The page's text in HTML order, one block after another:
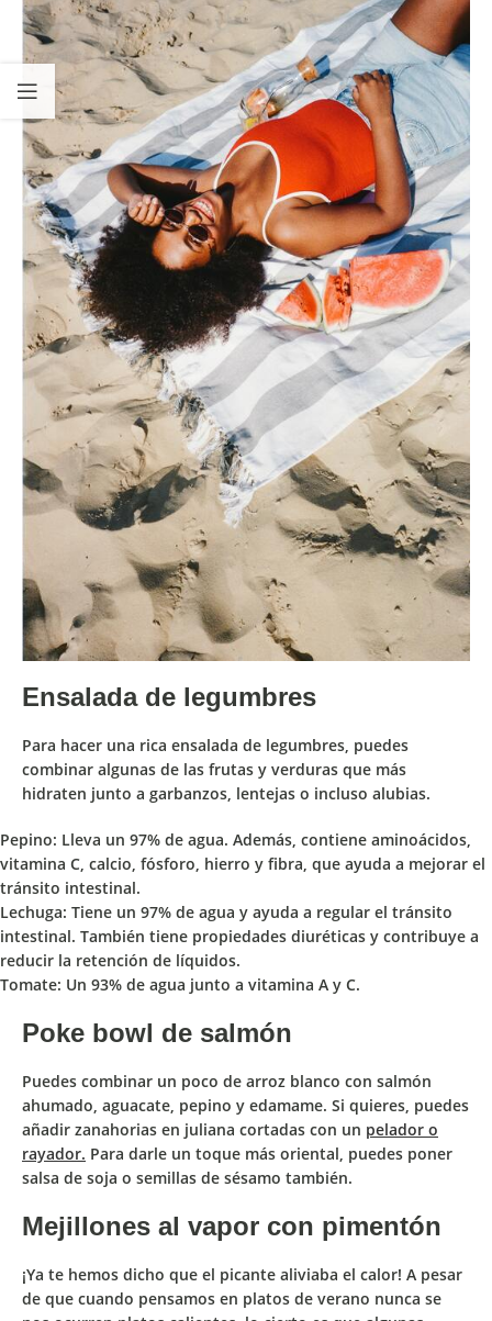
Ensalada de legumbres
Para hacer una rica ensalada de legumbres, puedes
combinar algunas de las frutas y verduras que más
hidraten junto a garbanzos, lentejas o incluso alubias.
Pepino: Lleva un 97% de agua. Además, contiene aminoácidos,
vitamina C, calcio, fósforo, hierro y fibra, que ayuda a mejorar el
tránsito intestinal.
Lechuga: Tiene un 97% de agua y ayuda a regular el tránsito
intestinal. También tiene propiedades diuréticas y contribuye a
reducir la retención de líquidos.
Tomate: Un 93% de agua junto a vitamina A y C.
Poke bowl de salmón
Puedes combinar un poco de arroz blanco con salmón
ahumado, aguacate, pepino y edamame. Si quieres, puedes
añadir zanahorias en juliana cortadas con un pelador o
rayador. Para darle un toque más oriental, puedes poner
salsa de soja o semillas de sésamo también.
Mejillones al vapor con pimentón
¡Ya te hemos dicho que el picante aliviaba el calor! A pesar
de que cuando pensamos en platos de verano nunca se